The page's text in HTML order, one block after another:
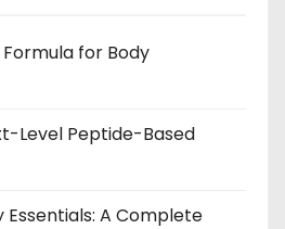
for Body
Level Peptide-Based
Essentials: A Complete